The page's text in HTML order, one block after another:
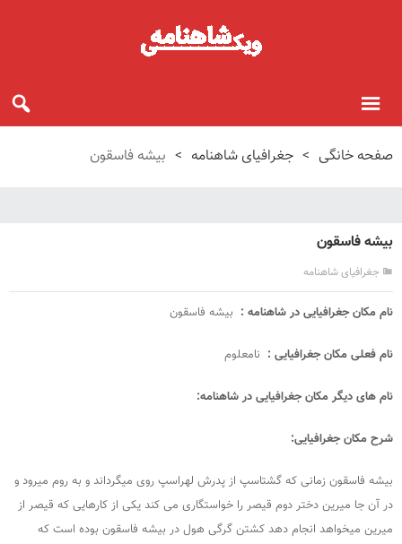
صفحه خانگی > جغرافیای شاهنامه > بیشه فاسقون
بیشه فاسقون
جغرافیای شاهنامه
نام مکان جغرافیایی در شاهنامه : بیشه فاسقون
نام فعلی مکان جغرافیایی : نامعلوم
نام های دیگر مکان جغرافیایی در شاهنامه:
شرح مکان جغرافیایی:
بیشه فاسقون زمانی که گشتاسپ از پدرش لهراسپ روی میگرداند و به روم میرود و
در آن جا میرین دختر دوم قیصر را خواستگاری می کند یکی از کارهایی که قیصر از
میرین میخواهد انجام دهد کشتن گرگی هول در بیشه فاسقون بوده است که